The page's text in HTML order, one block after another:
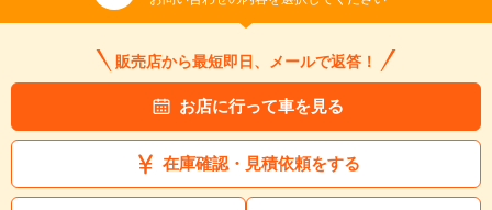
販売店から最短即日、メールで返答！
お店に行って車を見る
在庫確認・見積依頼をする